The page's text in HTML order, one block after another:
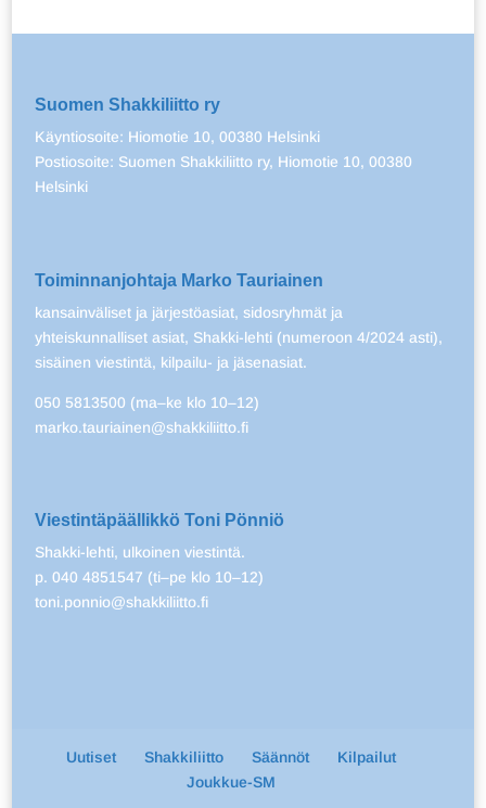
Suomen Shakkiliitto ry
Käyntiosoite: Hiomotie 10, 00380 Helsinki
Postiosoite: Suomen Shakkiliitto ry, Hiomotie 10, 00380
Helsinki
Toiminnanjohtaja Marko Tauriainen
kansainväliset ja järjestöasiat, sidosryhmät ja
yhteiskunnalliset asiat, Shakki-lehti (numeroon 4/2024 asti),
sisäinen viestintä, kilpailu- ja jäsenasiat.
050 5813500 (ma–ke klo 10–12)
marko.tauriainen@shakkiliitto.fi
Viestintäpäällikkö Toni Pönniö
Shakki-lehti, ulkoinen viestintä.
p. 040 4851547 (ti–pe klo 10–12)
toni.ponnio@shakkiliitto.fi
Uutiset Shakkiliitto Säännöt
Kilpailut
Joukkue-SM